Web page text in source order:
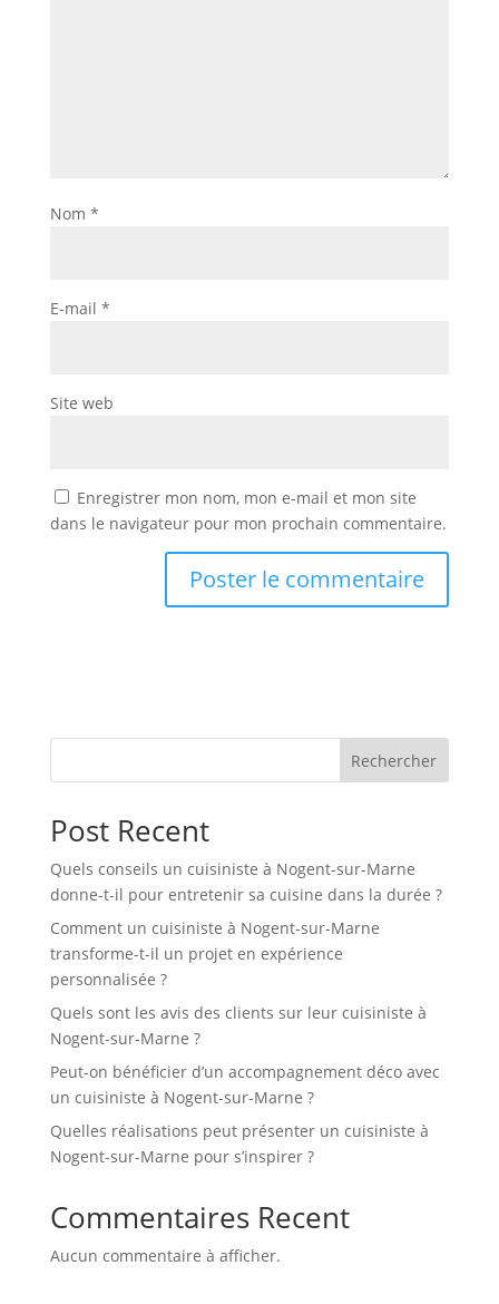
Nom *
E-mail *
Site web
Enregistrer mon nom, mon e-mail et mon site
dans le navigateur pour mon prochain commentaire.
Rechercher
Post Recent
Quels conseils un cuisiniste à Nogent-sur-Marne
donne-t-il pour entretenir sa cuisine dans la durée ?
Comment un cuisiniste à Nogent-sur-Marne
transforme-t-il un projet en expérience
personnalisée ?
Quels sont les avis des clients sur leur cuisiniste à
Nogent-sur-Marne ?
Peut-on bénéficier d’un accompagnement déco avec
un cuisiniste à Nogent-sur-Marne ?
Quelles réalisations peut présenter un cuisiniste à
Nogent-sur-Marne pour s’inspirer ?
Commentaires Recent
Aucun commentaire à afficher.